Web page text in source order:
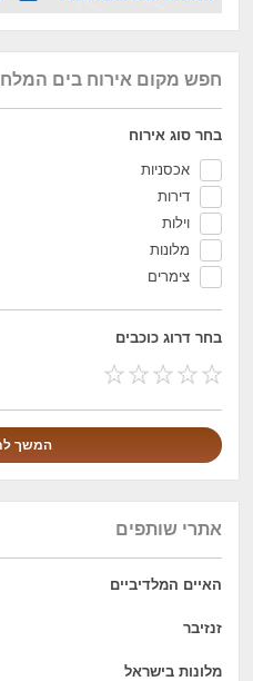
אתרי שותפים
האיים המלדיביים
זנזיבר
מלונות בישראל
חפש מקום אירוח בים המלח
בחר סוג אירוח
אכסניות
דירות
וילות
מלונות
צימרים
בחר דרוג כוכבים